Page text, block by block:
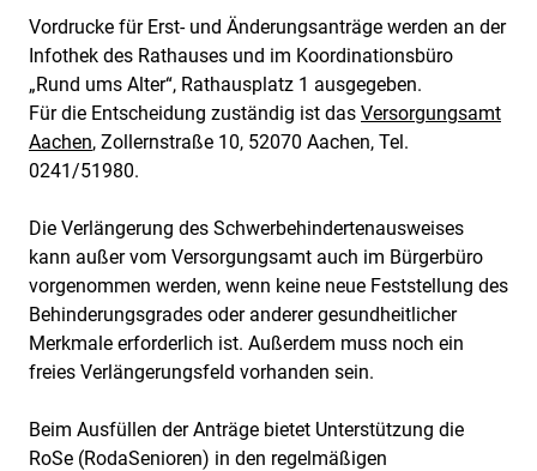
Vordrucke für Erst- und Änderungsanträge werden an der
Infothek des Rathauses und im Koordinationsbüro
„Rund ums Alter“, Rathausplatz 1 ausgegeben.
Für die Entscheidung zuständig ist das Versorgungsamt
Aachen, Zollernstraße 10, 52070 Aachen, Tel.
0241/51980.
Die Verlängerung des Schwerbehindertenausweises
kann außer vom Versorgungsamt auch im Bürgerbüro
vorgenommen werden, wenn keine neue Feststellung des
Behinderungsgrades oder anderer gesundheitlicher
Merkmale erforderlich ist. Außerdem muss noch ein
freies Verlängerungsfeld vorhanden sein.
Beim Ausfüllen der Anträge bietet Unterstützung die
RoSe (RodaSenioren) in den regelmäßigen